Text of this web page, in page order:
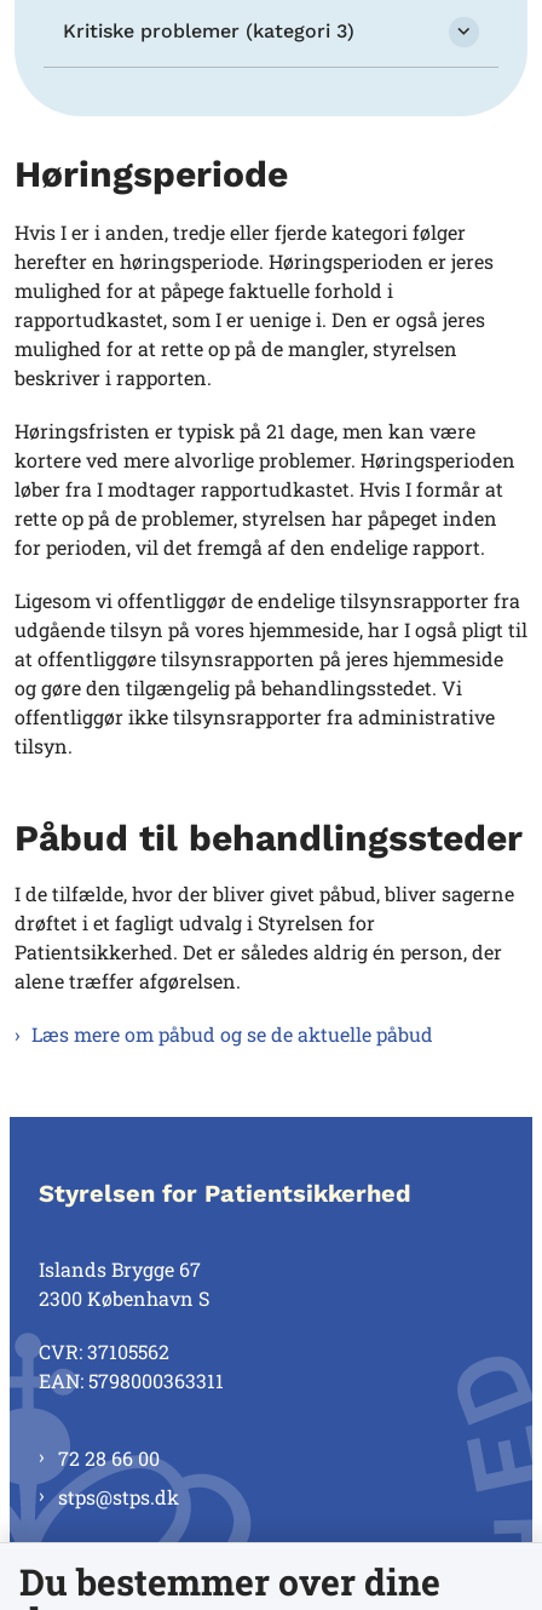
Kritiske problemer (kategori 3)
Høringsperiode
Hvis I er i anden, tredje eller fjerde kategori følger
herefter en høringsperiode. Høringsperioden er jeres
mulighed for at påpege faktuelle forhold i
rapportudkastet, som I er uenige i. Den er også jeres
mulighed for at rette op på de mangler, styrelsen
beskriver i rapporten.
Høringsfristen er typisk på 21 dage, men kan være
kortere ved mere alvorlige problemer. Høringsperioden
løber fra I modtager rapportudkastet. Hvis I formår at
rette op på de problemer, styrelsen har påpeget inden
for perioden, vil det fremgå af den endelige rapport.
Ligesom vi offentliggør de endelige tilsynsrapporter fra
udgående tilsyn på vores hjemmeside, har I også pligt til
at offentliggøre tilsynsrapporten på jeres hjemmeside
og gøre den tilgængelig på behandlingsstedet. Vi
offentliggør ikke tilsynsrapporter fra administrative
tilsyn.
Påbud til behandlingssteder
I de tilfælde, hvor der bliver givet påbud, bliver sagerne
drøftet i et fagligt udvalg i Styrelsen for
Patientsikkerhed. Det er således aldrig én person, der
alene træffer afgørelsen.
Læs mere om påbud og se de aktuelle påbud
Styrelsen for Patientsikkerhed
Islands Brygge 67
2300 København S
CVR: 37105562
EAN: 5798000363311
72 28 66 00
stps@stps.dk
Se alle kontaktnumre
Du bestemmer over dine